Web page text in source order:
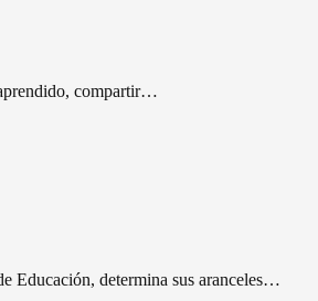
compartir…
Educación, determina sus aranceles…